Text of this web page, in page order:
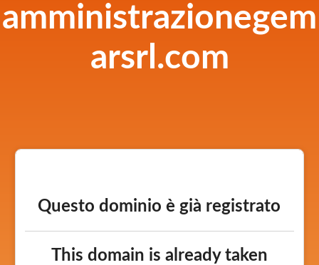
amministrazionegem
arsrl.com
Questo dominio è già registrato
This domain is already taken